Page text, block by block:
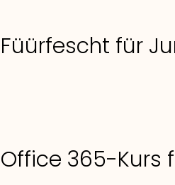
Füürfescht für
Office 365-Kurs